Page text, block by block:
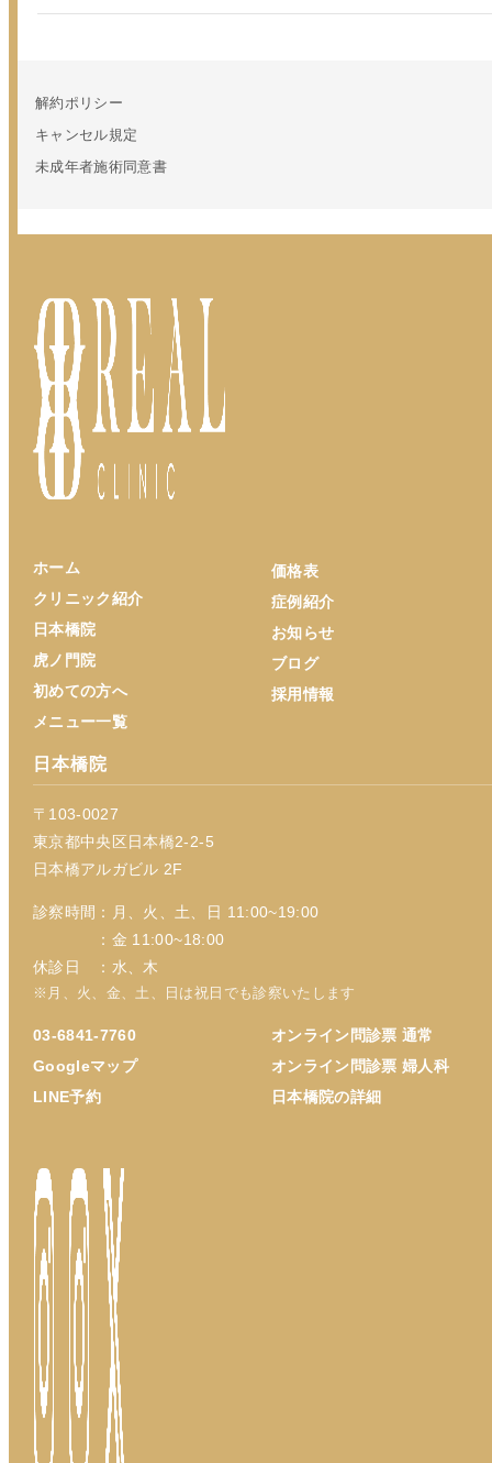
解約ポリシー
キャンセル規定
未成年者施術同意書
ホーム
クリニック紹介
日本橋院
虎ノ門院
初めての方へ
メニュー一覧
価格表
症例紹介
お知らせ
ブログ
採用情報
日本橋院
〒103-0027
東京都中央区日本橋2-2-5
日本橋アルガビル 2F
診察時間：月、火、土、日 11:00~19:00
：金 11:00~18:00
休診日 ：水、木
※月、火、金、土、日は祝日でも診察いたします
03-6841-7760
Googleマップ
LINE予約
オンライン問診票 通常
オンライン問診票 婦人科
日本橋院の詳細